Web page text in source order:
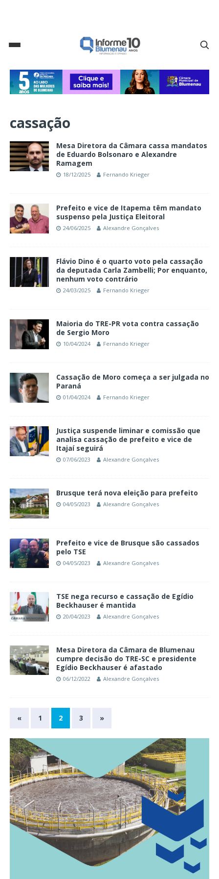
cassação
Mesa Diretora da Câmara cassa mandatos
de Eduardo Bolsonaro e Alexandre
Ramagem
18/12/2025 Fernando Krieger
Prefeito e vice de Itapema têm mandato
suspenso pela Justiça Eleitoral
24/06/2025 Alexandre Gonçalves
Flávio Dino é o quarto voto pela cassação
da deputada Carla Zambelli; Por enquanto,
nenhum voto contrário
24/03/2025 Fernando Krieger
Maioria do TRE-PR vota contra cassação
de Sergio Moro
10/04/2024 Fernando Krieger
Cassação de Moro começa a ser julgada no
Paraná
01/04/2024 Fernando Krieger
Justiça suspende liminar e comissão que
analisa cassação de prefeito e vice de
Itajaí seguirá
07/06/2023 Alexandre Gonçalves
Brusque terá nova eleição para prefeito
04/05/2023 Alexandre Gonçalves
Prefeito e vice de Brusque são cassados
pelo TSE
04/05/2023 Alexandre Gonçalves
TSE nega recurso e cassação de Egídio
Beckhauser é mantida
20/04/2023 Alexandre Gonçalves
Mesa Diretora da Câmara de Blumenau
cumpre decisão do TRE-SC e presidente
Egídio Beckhauser é afastado
06/12/2022 Alexandre Gonçalves
« 1 2 3 »